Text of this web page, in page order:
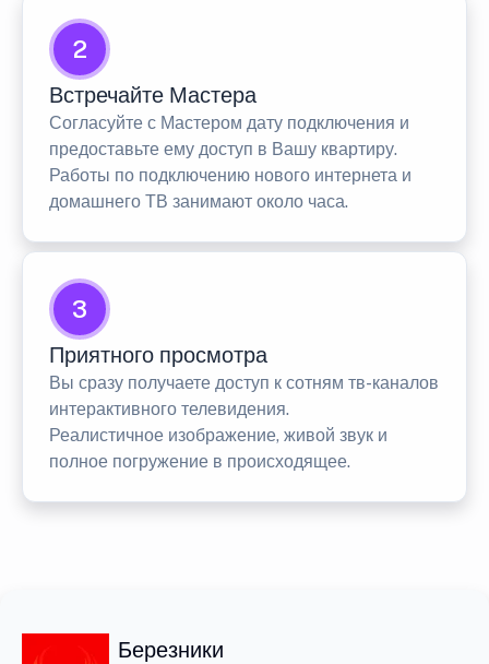
2
Встречайте Мастера
Согласуйте с Мастером дату подключения и
предоставьте ему доступ в Вашу квартиру.
Работы по подключению нового интернета и
домашнего ТВ занимают около часа.
3
Приятного просмотра
Вы сразу получаете доступ к сотням тв-каналов
интерактивного телевидения.
Реалистичное изображение, живой звук и
полное погружение в происходящее.
Березники